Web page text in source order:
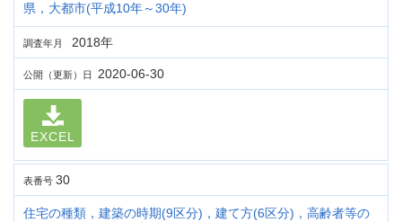
県，大都市(平成10年～30年)
調査年月 2018年
公開（更新）日 2020-06-30
EXCEL
表番号 30
住宅の種類，建築の時期(9区分)，建て方(6区分)，高齢者等の